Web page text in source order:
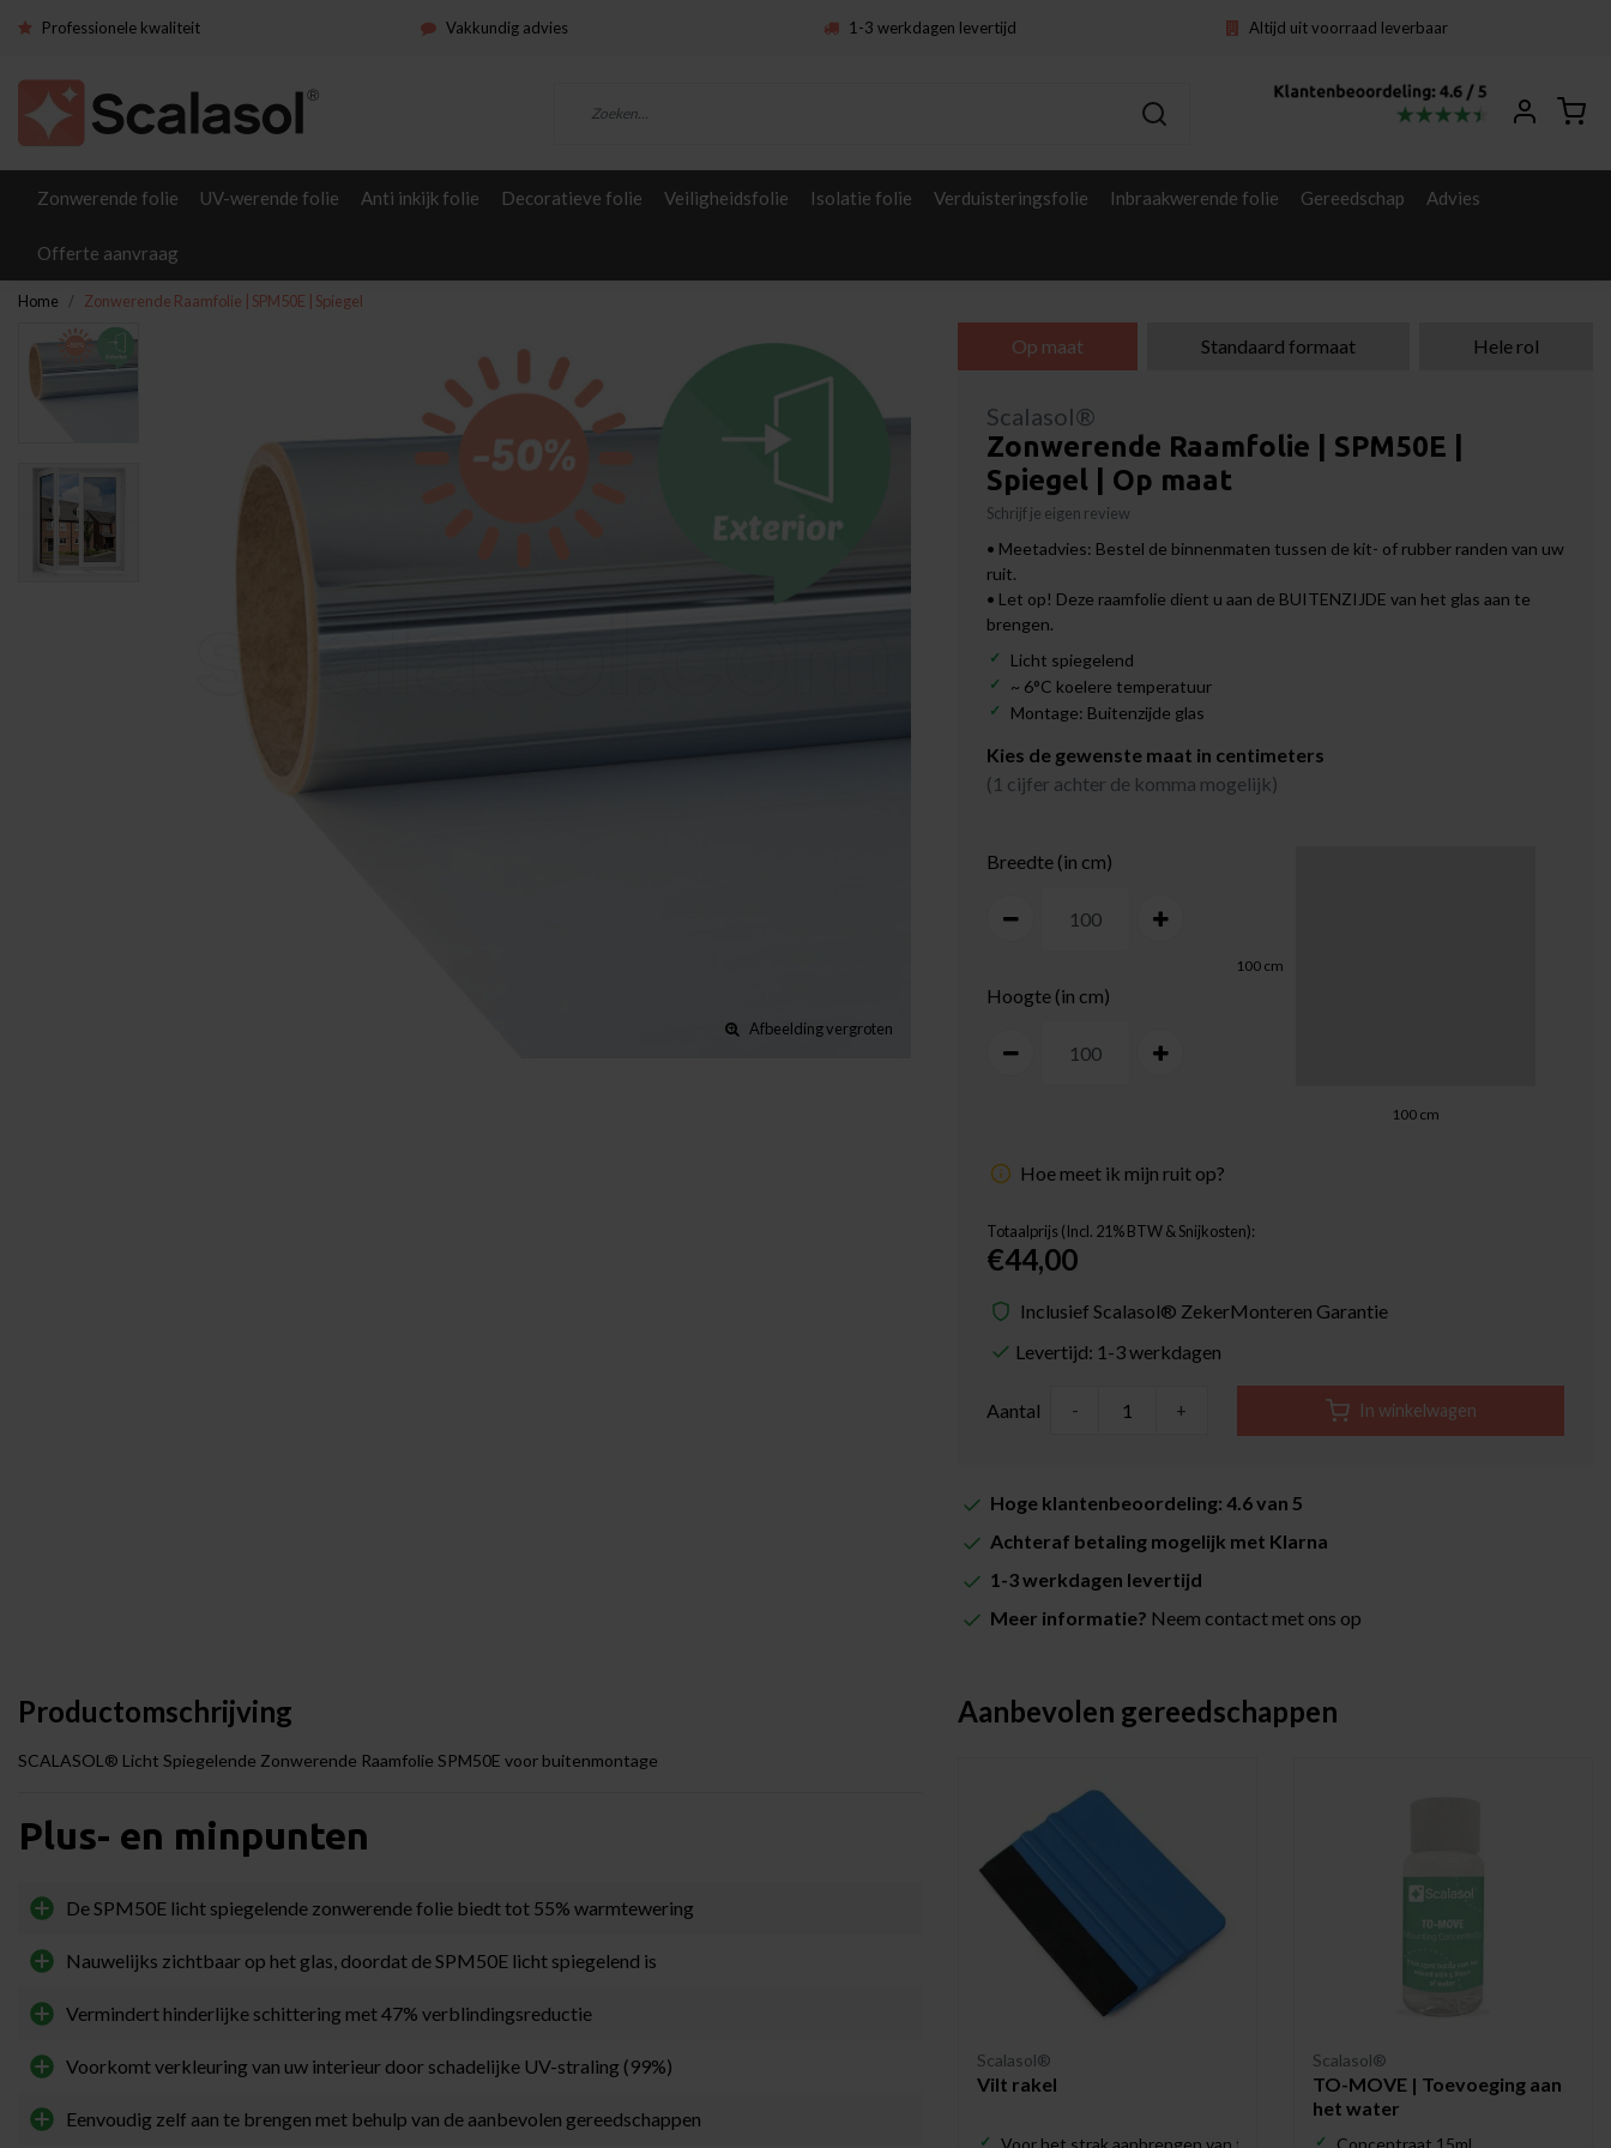
Professionele kwaliteit Vakkundig advies 1-3 werkdagen levertijd Altijd uit voorraad leverbaar
Zonwerende folie UV-werende folie Anti inkijk folie Decoratieve folie Veiligheidsfolie Isolatie folie Verduisteringsfolie Inbraakwerende folie Gereedschap Advies
Offerte aanvraag
Home Zonwerende Raamfolie | SPM50E | Spiegel
Afbeelding vergroten
Op maat Standaard formaat Hele rol
Scalasol®
Zonwerende Raamfolie | SPM50E |
Spiegel | Op maat
Schrijf je eigen review
• Meetadvies: Bestel de binnenmaten tussen de kit- of rubber randen van uw
ruit.
• Let op! Deze raamfolie dient u aan de BUITENZIJDE van het glas aan te
brengen.
Licht spiegelend
~ 6°C koelere temperatuur
Montage: Buitenzijde glas
Kies de gewenste maat in centimeters
(1 cijfer achter de komma mogelijk)
Breedte (in cm)
Hoogte (in cm)
100 cm
100 cm
Hoe meet ik mijn ruit op?
Totaalprijs (Incl. 21% BTW & Snijkosten):
€44,00
Inclusief Scalasol® ZekerMonteren Garantie
Levertijd: 1-3 werkdagen
Aantal - + In winkelwagen
Hoge klantenbeoordeling: 4.6 van 5
Achteraf betaling mogelijk met Klarna
1-3 werkdagen levertijd
Meer informatie? Neem contact met ons op
Productomschrijving
SCALASOL® Licht Spiegelende Zonwerende Raamfolie SPM50E voor buitenmontage
Plus- en minpunten
De SPM50E licht spiegelende zonwerende folie biedt tot 55% warmtewering
Nauwelijks zichtbaar op het glas, doordat de SPM50E licht spiegelend is
Vermindert hinderlijke schittering met 47% verblindingsreductie
Voorkomt verkleuring van uw interieur door schadelijke UV-straling (99%)
Eenvoudig zelf aan te brengen met behulp van de aanbevolen gereedschappen
Aanbevolen gereedschappen
Scalasol®
Vilt rakel
Voor het strak aanbrengen van folie
Scalasol®
TO-MOVE | Toevoeging aan
het water
Concentraat 15ml